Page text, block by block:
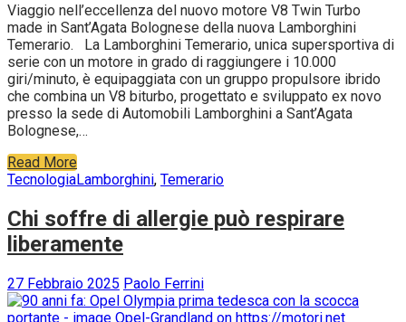
Viaggio nell’eccellenza del nuovo motore V8 Twin Turbo
made in Sant’Agata Bolognese della nuova Lamborghini
Temerario. La Lamborghini Temerario, unica supersportiva di
serie con un motore in grado di raggiungere i 10.000
giri/minuto, è equipaggiata con un gruppo propulsore ibrido
che combina un V8 biturbo, progettato e sviluppato ex novo
presso la sede di Automobili Lamborghini a Sant’Agata
Bolognese,…
Read More
TecnologiaLamborghini, Temerario
Chi soffre di allergie può respirare
liberamente
27 Febbraio 2025 Paolo Ferrini